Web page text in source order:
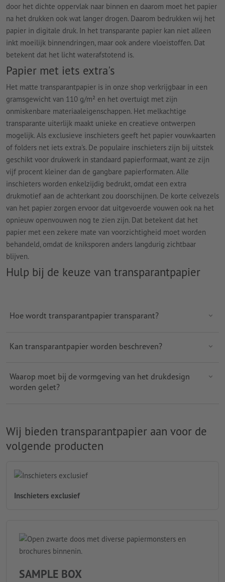
door het dichte oppervlak naar binnen en daarom moet het papier
na het drukken ook wat langer drogen. Daarom bedrukken wij het
papier in digitale druk. In het transparante papier kan niet alleen
inkt moeilijk binnendringen, maar ook andere vloeistoffen. Dat
betekent dat het licht waterafstotend is.
Papier met iets extra's
Het matte transparantpapier is in onze shop verkrijgbaar in een
gramsgewicht van 110 g/m² en het overtuigt met zijn
onmiskenbare materiaaleigenschappen. Het melkachtige
transparante uiterlijk maakt unieke en creatieve ontwerpen
mogelijk. Als exclusieve inschieters geeft het papier vouwkaarten
of folders net iets extra's. De populaire inschieters zijn bij uitstek
geschikt voor drukwerk in standaard papierformaat, want ze zijn
vijf procent kleiner dan de gangbare papierformaten. Alle
inschieters worden enkelzijdig bedrukt, omdat een extra
drukmotief aan de achterkant zou doorschijnen. De korte celvezels
van het papier zorgen ervoor dat uitgevoerde vouwen ook na het
opnieuw openvouwen nog te zien zijn. Dat betekent dat het
papier met een zekere mate van voorzichtigheid moet worden
behandeld, omdat de kniksporen anders langdurig zichtbaar
blijven.
Hulp bij de keuze van transparantpapier
Hoe wordt transparantpapier transparant?
Kan transparantpapier worden beschreven?
Waarop moet bij de vormgeving van het drukdesign
worden gelet?
Wij bieden transparantpapier aan voor de
volgende producten
Inschieters exclusief
SAMPLE BOX